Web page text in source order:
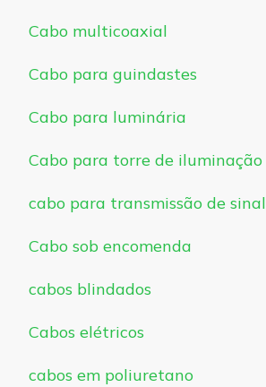
Cabo multicoaxial
Cabo para guindastes
Cabo para luminária
Cabo para torre de iluminação
cabo para transmissão de sinal
Cabo sob encomenda
cabos blindados
Cabos elétricos
cabos em poliuretano